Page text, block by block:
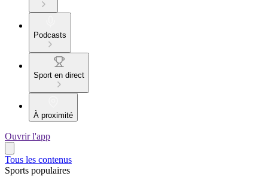
Podcasts
Sport en direct
À proximité
Ouvrir l'app
Tous les contenus
Sports populaires